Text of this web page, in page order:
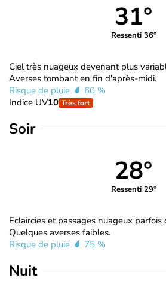
31°
Ressenti 36°
Ciel très nuageux devenant plus
Averses tombant en fin d'après-midi.
Risque de pluie
60 %
Indice UV10 Très fort
Soir
28°
Ressenti 29°
Eclaircies et passages nuageux parfois
Quelques averses faibles.
Risque de pluie
75 %
Nuit